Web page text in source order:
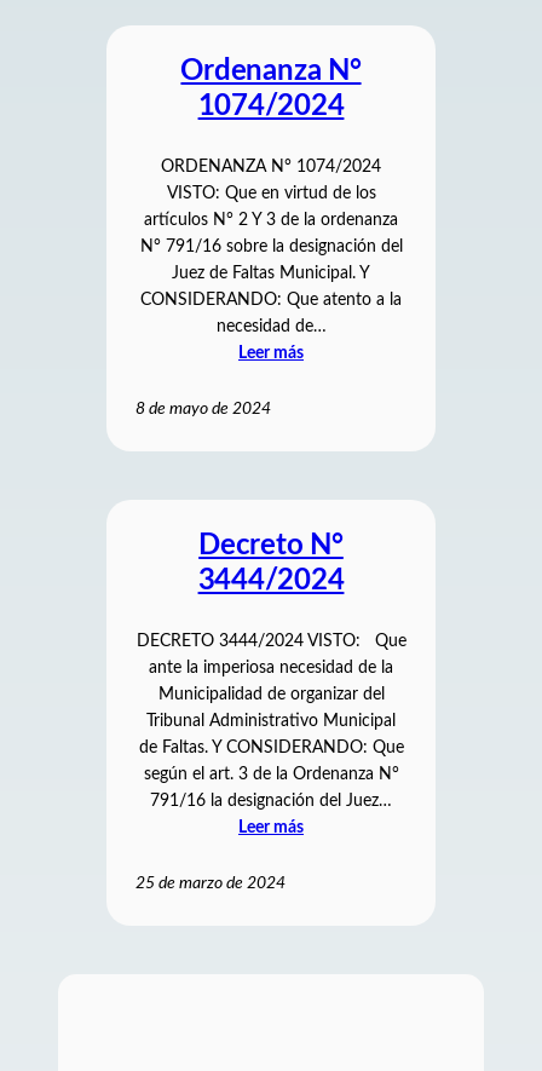
Ordenanza N°
1074/2024
ORDENANZA N° 1074/2024
VISTO: Que en virtud de los
artículos N° 2 Y 3 de la ordenanza
N° 791/16 sobre la designación del
Juez de Faltas Municipal. Y
CONSIDERANDO: Que atento a la
necesidad de…
Leer más
8 de mayo de 2024
Decreto N°
3444/2024
DECRETO 3444/2024 VISTO: Que
ante la imperiosa necesidad de la
Municipalidad de organizar del
Tribunal Administrativo Municipal
de Faltas. Y CONSIDERANDO: Que
según el art. 3 de la Ordenanza N°
791/16 la designación del Juez…
Leer más
25 de marzo de 2024